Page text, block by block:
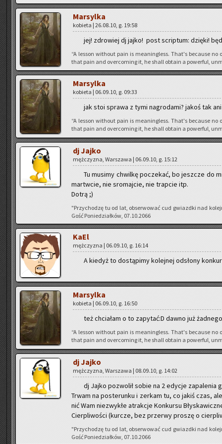
Mar­syl­ka
ko­bie­ta | 26.08.10, g. 19:58
jej! zdro­wiej dj jajko! post scrip­tum: dzię­ki!
“A les­son wi­tho­ut pain is me­anin­gless. That's be­cau­se
that pain and over­co­ming it, he shall ob­ta­in a po­wer­ful,
Mar­syl­ka
ko­bie­ta | 06.09.10, g. 09:33
jak stoi spra­wa z tymi na­gro­da­mi? jakoś tak ani
“A les­son wi­tho­ut pain is me­anin­gless. That's be­cau­se
that pain and over­co­ming it, he shall ob­ta­in a po­wer­ful,
dj Jajko
męż­czy­zna, War­sza­wa | 06.09.10, g. 15:12
Tu mu­si­my chwil­kę po­cze­kać, bo jesz­cze do
mar­tw­cie, nie sro­maj­cie, nie trap­cie itp.
Dotrą ;)
"Przy­cho­dzę tu od lat, ob­ser­wo­wać cud gwiazd­ki nad
Gość Po­nie­dział­ków, 07.10.2066
KaEl
męż­czy­zna | 06.09.10, g. 16:14
A kie­dyż to do­stą­pi­my ko­lej­nej od­sło­ny
Mar­syl­ka
ko­bie­ta | 06.09.10, g. 16:50
też chcia­łam o to za­py­tać:D dawno już
“A les­son wi­tho­ut pain is me­anin­gless. That's be­cau­se
that pain and over­co­ming it, he shall ob­ta­in a po­wer­ful,
dj Jajko
męż­czy­zna, War­sza­wa | 08.09.10, g. 14:02
dj Jajko po­zwo­lił sobie na 2 edy­cje za­pa­le­nia
Trwam na po­ste­run­ku i zer­kam tu, co jakiś czas,
nić Wam nie­zwy­kłe atrak­cje Kon­kur­su
Cier­pli­wo­ści (kur­cze, bez prze­rwy pro­szę o
"Przy­cho­dzę tu od lat, ob­ser­wo­wać cud gwiazd­ki nad
Gość Po­nie­dział­ków, 07.10.2066